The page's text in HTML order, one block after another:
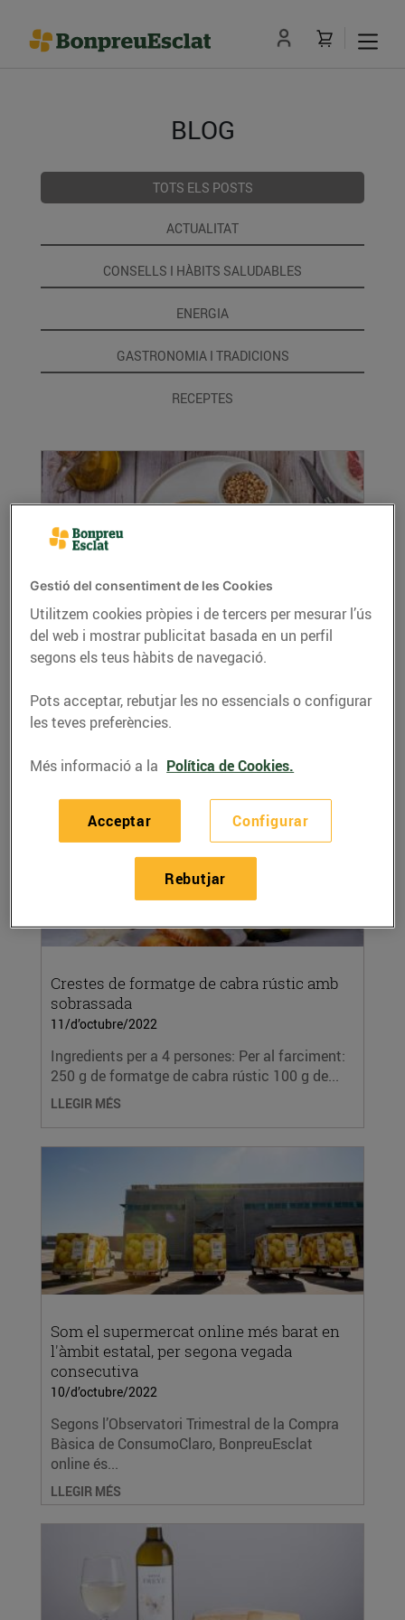
BLOG
TOTS ELS POSTS
ACTUALITAT
CONSELLS I HÀBITS SALUDABLES
ENERGIA
GASTRONOMIA I TRADICIONS
RECEPTES
Coca de pernil i brie
08/de novembre/2022
coca: 250 grams de farina panificable 5
grams...
LLEGIR MÉS
Crestes de formatge de cabra rústic amb
sobrassada
11/d’octubre/2022
Ingredients per a 4 persones: Per al farciment:
250 g de formatge de cabra rústic 100 g de...
LLEGIR MÉS
Som el supermercat online més barat en
l'àmbit estatal, per segona vegada
consecutiva
10/d’octubre/2022
Segons l’Observatori Trimestral de la Compra
Bàsica de ConsumoClaro, BonpreuEsclat
online és...
LLEGIR MÉS
Gestió del consentiment de les Cookies
Utilitzem cookies pròpies i de tercers per mesurar l’ús
del web i mostrar publicitat basada en un perfil
segons els teus hàbits de navegació.
Pots acceptar, rebutjar les no essencials o configurar
les teves preferències.
Més informació a la Política de Cookies.
Configurar
Rebutjar
Acceptar